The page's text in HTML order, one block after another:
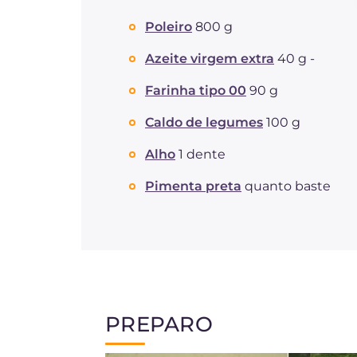
Poleiro 800 g
Azeite virgem extra 40 g -
Farinha tipo 00 90 g
Caldo de legumes 100 g
Alho 1 dente
Pimenta preta quanto baste
PREPARO